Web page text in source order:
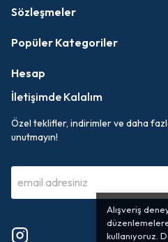
Alışveriş
kullanıyoruz.
Sözleşmeler
Popüler Kategoriler
Hesap
İletişimde Kalalım
Özel teklifler, indirimler ve daha
unutmayın!